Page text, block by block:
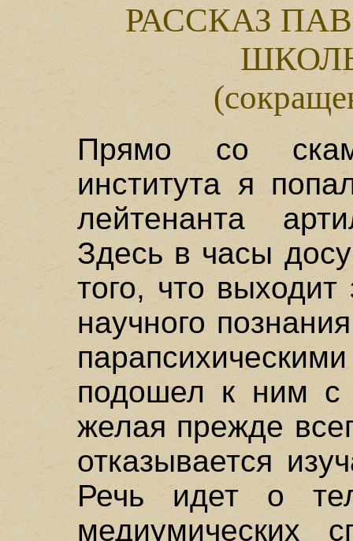
РАССКАЗ
Прямо со
института я
лейтенанта
Здесь в часы
того, что
научного
подошел к ним с
желая прежде
отказывается
Речь идет о
медиумических